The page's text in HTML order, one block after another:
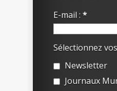
E-mail : *
Sélectionnez
Newsletter
Journaux